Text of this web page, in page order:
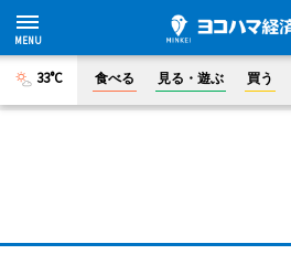
33°C 食べる 見る・遊ぶ 買う